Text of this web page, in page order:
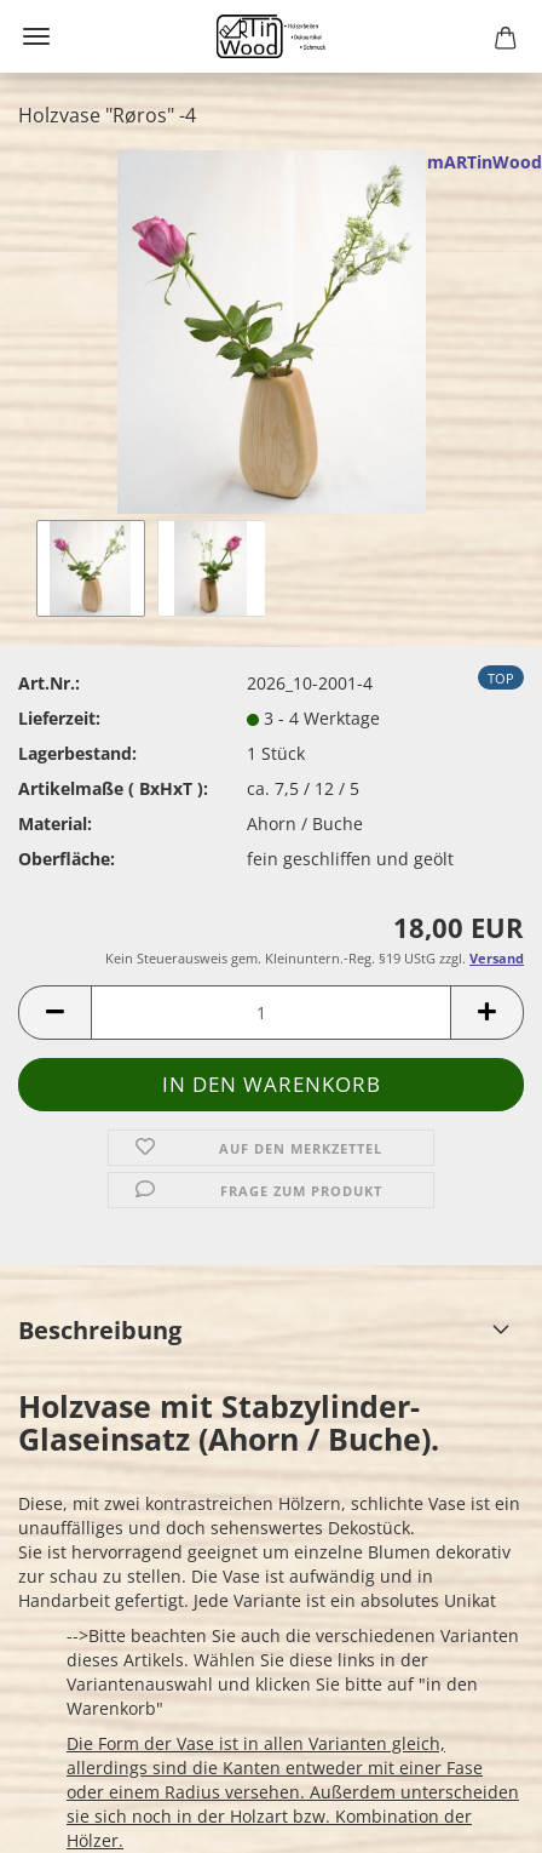
Holzvase "Røros" -4
mARTinWood
TOP
Art.Nr.:
2026_10-2001-4
Lieferzeit:
3 - 4 Werktage
Lagerbestand:
1Stück
Artikelmaße ( BxHxT ):
ca. 7,5 / 12 / 5
Material:
Ahorn / Buche
Oberfläche:
fein geschliffen und geölt
18,00 EUR
Kein Steuerausweis gem. Kleinuntern.-Reg. §19 UStG zzgl. Versand
AUF DEN MERKZETTEL
FRAGE ZUM PRODUKT
Beschreibung
Holzvase mit Stabzylinder-
Glaseinsatz (Ahorn / Buche).
Diese, mit zwei kontrastreichen Hölzern, schlichte Vase ist ein
unauffälliges und doch sehenswertes Dekostück.
Sie ist hervorragend geeignet um einzelne Blumen dekorativ
zur schau zu stellen. Die Vase ist aufwändig und in
Handarbeit gefertigt. Jede Variante ist ein absolutes Unikat
-->Bitte beachten Sie auch die verschiedenen Varianten
dieses Artikels. Wählen Sie diese links in der
Variantenauswahl und klicken Sie bitte auf "in den
Warenkorb"
Die Form der Vase ist in allen Varianten gleich,
allerdings sind die Kanten entweder mit einer Fase
oder einem Radius versehen. Außerdem unterscheiden
sie sich noch in der Holzart bzw. Kombination der
Hölzer.